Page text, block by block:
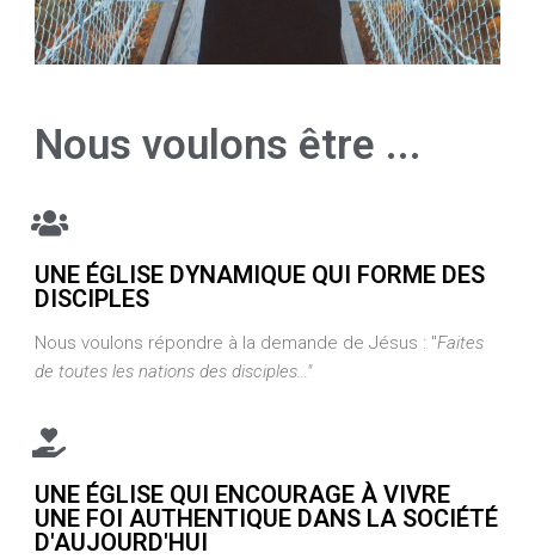
Nous voulons être ...
UNE ÉGLISE DYNAMIQUE QUI FORME DES
DISCIPLES
Nous voulons répondre à la demande de Jésus : "Faites
de toutes les nations des disciples…"
UNE ÉGLISE QUI ENCOURAGE À VIVRE
UNE FOI AUTHENTIQUE DANS LA SOCIÉTÉ
D'AUJOURD'HUI​